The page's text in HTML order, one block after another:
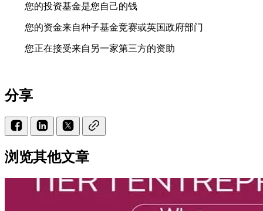
您的投资基金是您自己的钱
您的资金来自种子基金竞赛或英国政府部门
您正在接受来自另一家第三方的资助
分享
浏览其他文章